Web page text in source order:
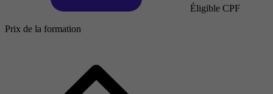
Éligible CPF
Prix de la formation